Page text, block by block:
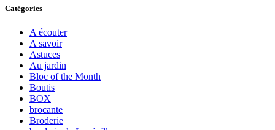
Catégories
A écouter
A savoir
Astuces
Au jardin
Bloc of the Month
Boutis
BOX
brocante
Broderie